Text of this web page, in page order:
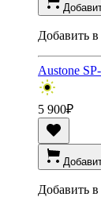
Добавить
Austone
5 900₽
Добавить